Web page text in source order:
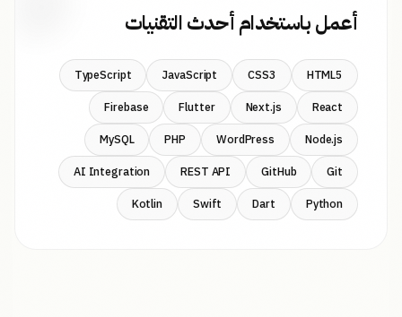
أعمل باستخدام أحدث التقنيات
HTML5
CSS3
JavaScript
TypeScript
React
Next.js
Flutter
Firebase
Node.js
WordPress
PHP
MySQL
Git
GitHub
REST API
AI Integration
Python
Dart
Swift
Kotlin